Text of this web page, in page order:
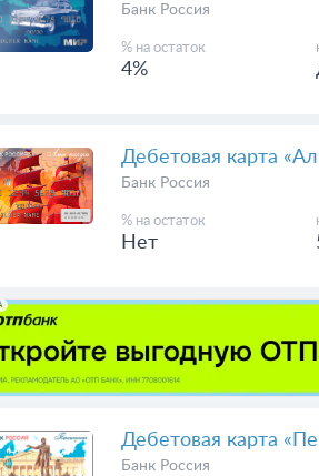
Банк Россия
% на остаток
4%
Дебетовая карта
Банк Россия
% на остаток
Нет
Дебетовая карта
Банк Россия